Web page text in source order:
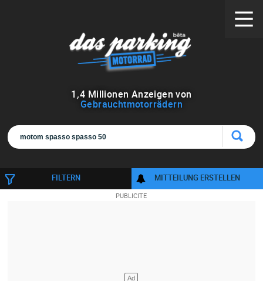
1 ,4 Millionen Anzeigen von
Gebrauchtmotorrädern
FILTERN MITTEILUNG ERSTELLEN